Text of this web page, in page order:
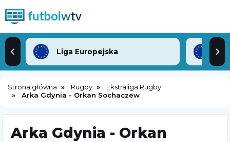
Liga Europejska
Strona główna Rugby
Ekstraliga Rugby
Arka Gdynia - Orkan Sochaczew
Arka Gdynia - Orkan